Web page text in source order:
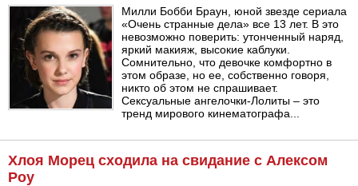
Милли Бобби Браун, юной звезде сериала
«Очень странные дела» все 13 лет. В это
невозможно поверить: утонченный наряд,
яркий макияж, высокие каблуки.
Сомнительно, что девочке комфортно в
этом образе, но ее, собственно говоря,
никто об этом не спрашивает.
Сексуальные ангелочки-Лолиты – это
тренд мирового кинематографа...
Хлоя Морец сходила на свидание с Алексом
Роу